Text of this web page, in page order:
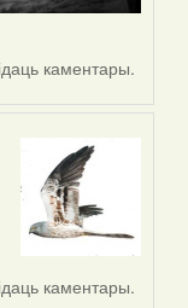
каментары.
каментары.